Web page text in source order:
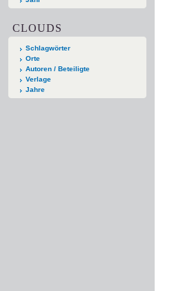
CLOUDS
Schlagwörter
Orte
Autoren / Beteiligte
Verlage
Jahre